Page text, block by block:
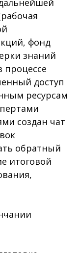
фонд
знаний
процессе
доступ
ресурсам
создан чат
обратный
итоговой